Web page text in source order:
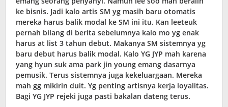
ke bisnis. Jadi kalo artis SM yg masih baru otomatis
mereka harus balik modal ke SM ini itu. Kan leeteuk
pernah bilang di berita sebelumnya kalo mo yg enak
harus at list 3 tahun debut. Makanya SM sistemnya yg
baru debut harus balik modal. Kalo YG JYP mah karena
yang hyun suk ama park jin young emang dasarnya
pemusik. Terus sistemnya juga kekeluargaan. Mereka
mah gg mikirin duit. Yg penting artisnya kerja loyalitas.
Bagi YG JYP rejeki juga pasti bakalan dateng terus.